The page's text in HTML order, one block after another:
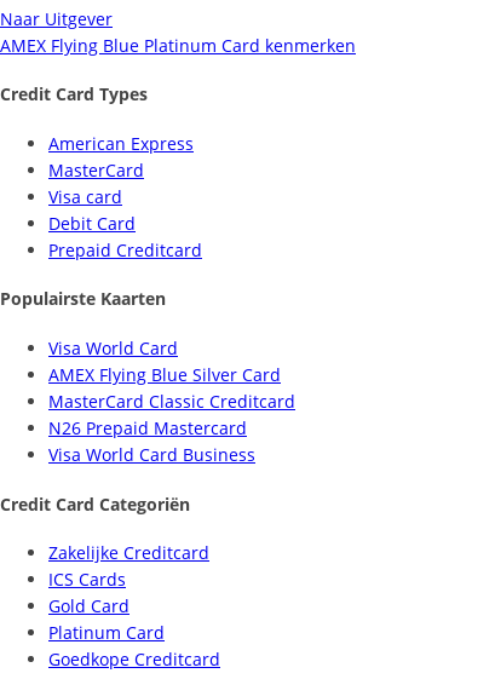
Naar Uitgever
AMEX Flying Blue Platinum Card kenmerken
Credit Card Types
American Express
MasterCard
Visa card
Debit Card
Prepaid Creditcard
Populairste Kaarten
Visa World Card
AMEX Flying Blue Silver Card
MasterCard Classic Creditcard
N26 Prepaid Mastercard
Visa World Card Business
Credit Card Categoriën
Zakelijke Creditcard
ICS Cards
Gold Card
Platinum Card
Goedkope Creditcard